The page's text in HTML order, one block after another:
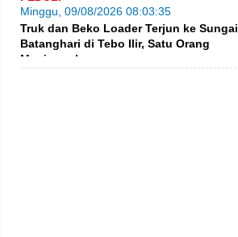
Minggu, 09/08/2026 08:03:35
Truk dan Beko Loader Terjun ke Sungai
Batanghari di Tebo Ilir, Satu Orang
Meninggal